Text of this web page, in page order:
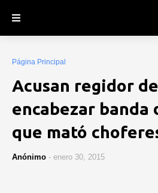
Página Principal
Acusan regidor
encabezar banda
que mató
Anónimo - enero 30, 2015